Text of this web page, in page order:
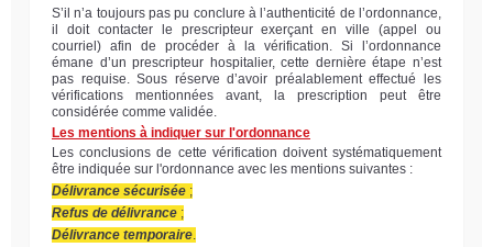
S’il n’a toujours pas pu conclure à l’authenticité de l’ordonnance,
il doit contacter le prescripteur exerçant en ville (appel ou
courriel) afin de procéder à la vérification. Si l’ordonnance
émane d’un prescripteur hospitalier, cette dernière étape n’est
pas requise. Sous réserve d’avoir préalablement effectué les
vérifications mentionnées avant, la prescription peut être
considérée comme validée.
Les mentions à indiquer sur l'ordonnance
Les conclusions de cette vérification doivent systématiquement
être indiquée sur l'ordonnance avec les mentions suivantes :
Délivrance sécurisée ;
Refus de délivrance ;
Délivrance temporaire